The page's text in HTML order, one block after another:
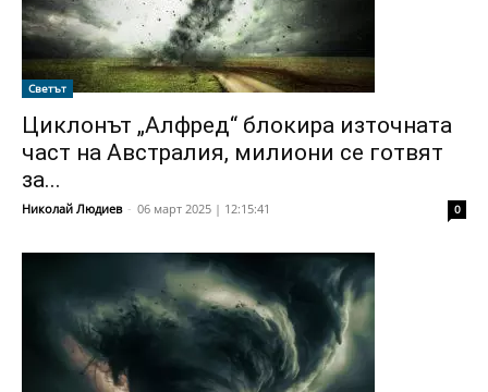
Светът
Циклонът „Алфред“ блокира източната
част на Австралия, милиони се готвят
за...
Николай Людиев - 06 март 2025 | 12:15:41 0